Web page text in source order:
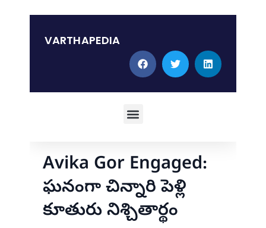
content
VARTHAPEDIA
Menu
Avika Gor Engaged:
ఘనంగా చిన్నారి పెళ్లి
కూతురు నిశ్చితార్థం